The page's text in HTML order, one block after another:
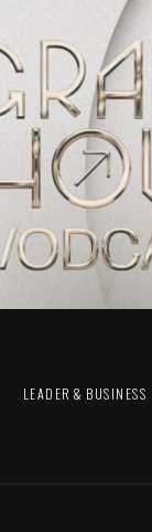
LEADER & BUSINESS